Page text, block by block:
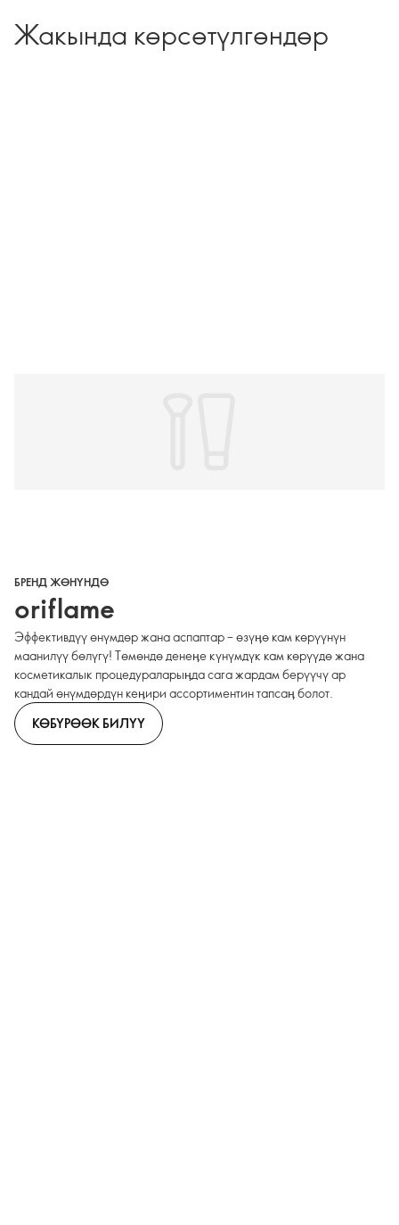
Жакында көрсөтүлгөндөр
БРЕНД ЖӨНҮНДӨ
oriflame
Эффективдүү өнүмдөр жана аспаптар – өзүӊө кам көрүүнүн
маанилүү бөлүгү! Төмөндө денеӊе күнүмдүк кам көрүүдө жана
косметикалык процедураларыӊда сага жардам берүүчү ар
кандай өнүмдөрдүн кеӊири ассортиментин тапсаӊ болот.
КӨБҮРӨӨК БИЛҮҮ